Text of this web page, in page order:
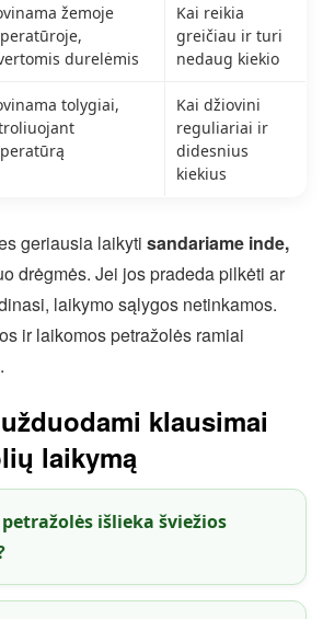
žemoje
durelėmis
Kai reikia
greičiau ir turi
nedaug kiekio
tolygiai,
Kai džiovini
reguliariai ir
didesnius
kiekius
geriausia laikyti sandariame inde,
drėgmės. Jei jos pradeda pilkėti ar
laikymo sąlygos netinkamos.
ir laikomos petražolės ramiai
klausimai
laikymą
išlieka šviežios